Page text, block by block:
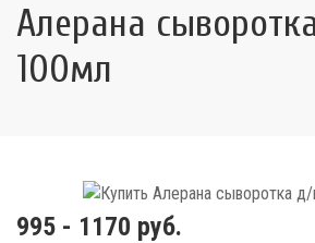
Алерана
100мл
995 - 1170 руб.